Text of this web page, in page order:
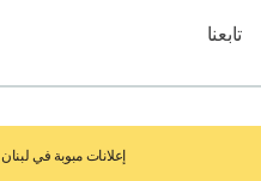
تابعنا
إعلانات مبوبة في لبنان